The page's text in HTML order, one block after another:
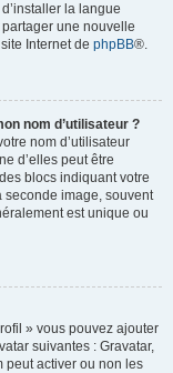
la langue
partager une nouvelle
Internet de phpBB®.
nom d’utilisateur ?
nom d’utilisateur
d’elles peut être
blocs indiquant votre
seconde image, souvent
est unique ou
» vous pouvez ajouter
suivantes : Gravatar,
peut activer ou non les